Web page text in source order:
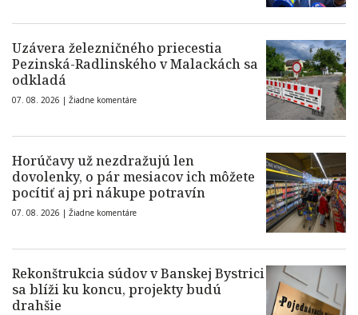
Uzávera železničného priecestia
Pezinská-Radlinského v Malackách sa
odkladá
07. 08. 2026 | Žiadne komentáre
Horúčavy už nezdražujú len
dovolenky, o pár mesiacov ich môžete
pocítiť aj pri nákupe potravín
07. 08. 2026 | Žiadne komentáre
Rekonštrukcia súdov v Banskej Bystrici
sa blíži ku koncu, projekty budú
drahšie